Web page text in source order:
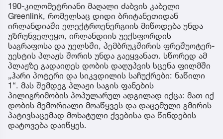
190-კილომეტრიანი მაღალი ძაბვის კაბელი
Greenlink, რომელსაც დიდი ბრიტანეთიდან
ირლანდიაში ელექტროენერგიის მიწოდება უნდა
უზრუნველეყო, ირლანდიის უექსფორდის
საგრაფოსა და უელსში, პემბრუკშირის ფრეშუოტერ-
უესტის პლაჟს შორის უნდა გაეყვანათ. სწორედ ამ
პლაჟზე გადაიღეს დობის დაღუპვის სცენა ფილმში
„ჰარი პოტერი და სიკვდილის საჩუქრები: ნაწილი
1“. მას შემდეგ პლაჟი საგის ფანების
პილიგრიმობის პოპულარულ ადგილად იქცა: მათ იქ
დობის მემორიალი მოაწყვეს და დაცემული გმირის
პატივსაცემად მოხატული ქვებისა და წინდების
დატოვება დაიწყეს.